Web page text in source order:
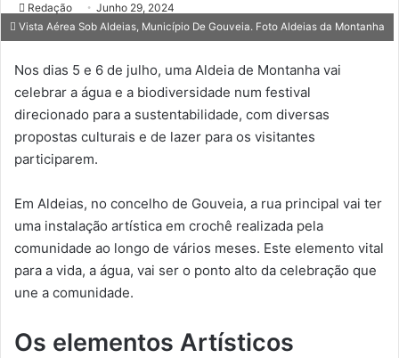
Redação Junho 29, 2024
Vista Aérea Sob Aldeias, Município De Gouveia. Foto Aldeias da Montanha
Nos dias 5 e 6 de julho, uma Aldeia de Montanha vai
celebrar a água e a biodiversidade num festival
direcionado para a sustentabilidade, com diversas
propostas culturais e de lazer para os visitantes
participarem.
Em Aldeias, no concelho de Gouveia, a rua principal vai ter
uma instalação artística em crochê realizada pela
comunidade ao longo de vários meses. Este elemento vital
para a vida, a água, vai ser o ponto alto da celebração que
une a comunidade.
Os elementos Artísticos